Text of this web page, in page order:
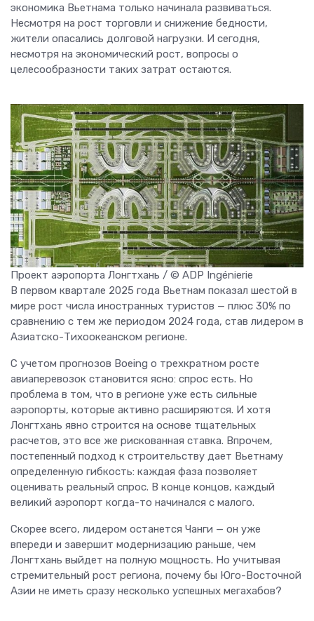
экономика Вьетнама только начинала развиваться.
Несмотря на рост торговли и снижение бедности,
жители опасались долговой нагрузки. И сегодня,
несмотря на экономический рост, вопросы о
целесообразности таких затрат остаются.
Проект аэропорта Лонгтхань / © ADP Ingénierie
В первом квартале 2025 года Вьетнам показал шестой в
мире рост числа иностранных туристов — плюс 30% по
сравнению с тем же периодом 2024 года, став лидером в
Азиатско-Тихоокеанском регионе.
С учетом прогнозов Boeing о трехкратном росте
авиаперевозок становится ясно: спрос есть. Но
проблема в том, что в регионе уже есть сильные
аэропорты, которые активно расширяются. И хотя
Лонгтхань явно строится на основе тщательных
расчетов, это все же рискованная ставка. Впрочем,
постепенный подход к строительству дает Вьетнаму
определенную гибкость: каждая фаза позволяет
оценивать реальный спрос. В конце концов, каждый
великий аэропорт когда-то начинался с малого.
Скорее всего, лидером останется Чанги — он уже
впереди и завершит модернизацию раньше, чем
Лонгтхань выйдет на полную мощность. Но учитывая
стремительный рост региона, почему бы Юго-Восточной
Азии не иметь сразу несколько успешных мегахабов?